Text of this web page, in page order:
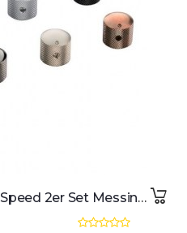
Schaller Potiknopf Dome Speed 2er Set Messing, Gold